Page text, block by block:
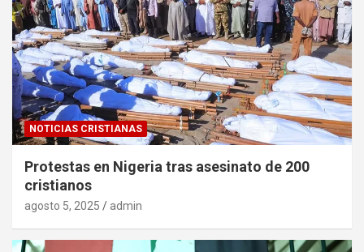
NOTICIAS CRISTIANAS
Protestas en Nigeria tras asesinato de 200
cristianos
agosto 5, 2025 admin